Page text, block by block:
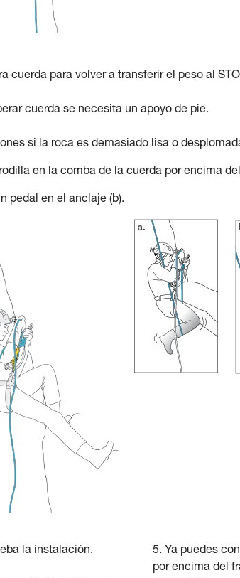
cuerda para volver a transferir el peso al
cuerda se necesita un apoyo de pie.
si la roca es demasiado lisa o
en la comba de la cuerda por encima
pedal en el anclaje (b).
la instalación.
5. Ya puedes
por encima del